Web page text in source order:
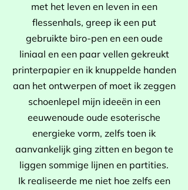
met het leven en leven in een
flessenhals, greep ik een put
gebruikte biro-pen en een oude
liniaal en een paar vellen gekreukt
printerpapier en ik knuppelde handen
aan het ontwerpen of moet ik zeggen
schoenlepel mijn ideeën in een
eeuwenoude oude esoterische
energieke vorm, zelfs toen ik
aanvankelijk ging zitten en begon te
liggen sommige lijnen en partities.
Ik realiseerde me niet hoe zelfs een